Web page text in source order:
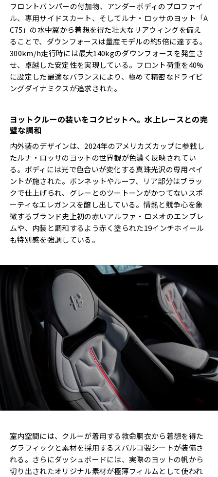
フロントバンパーの付加物、アンダーボディのプロファイ
ル、専用サイドスカート、そしてルナ・ロッサのヨット「A
C75」の水中翼から着想を得た壮大なリアウィングを備え
ることで、ダウンフォースは量産モデルの約5倍に達する。
300km/h走行時には最大140kgのダウンフォースを発生さ
せ、卓越した安定性を実現している。フロント荷重を40%
に設定した最適なバランスにより、極めて精密なドライビ
ングダイナミクスが追求された。
ヨットクルーの装いをコクピットへ。水上レースとの完
璧な調和
内外装のデザインは、2024年のアメリカズカップに参戦し
たルナ・ロッサのヨットの世界観が色濃く反映されてい
る。ボディには光で色合いが変化する真珠光沢の専用ペイ
ントが施された。ボンネットやルーフ、リア部分はブラッ
クで仕上げられ、グレーとのツートーンがかつてないスポ
ーティなエレガンスを醸し出している。情熱と競争心を象
徴するブランド史上初の赤いアルファ・ロメオのエンブレ
ムや、内装と調和するよう赤く塗られた19インチホイール
も特別感を強調している。
室内空間には、クルーが着用する救命胴衣から着想を得た
グラフィックと素材を採用するスパルコ製シートが装備さ
れる。さらにダッシュボードには、実際のヨットの帆から
切り出されたオリジナル素材が極薄フィルムとして使われ